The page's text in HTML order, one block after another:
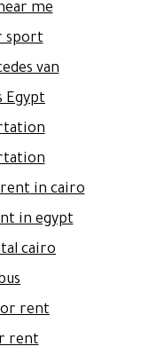
me
sport
van
Egypt
in cairo
in egypt
cairo
rent
rent